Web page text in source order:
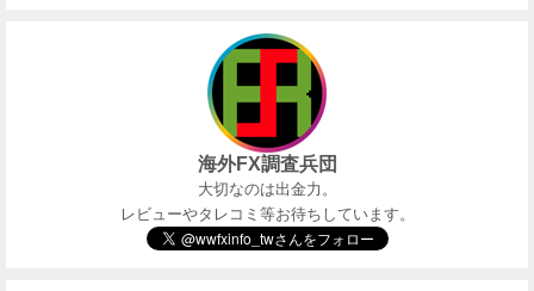
海外FX調査兵団
大切なのは出金力。
レビューやタレコミ等お待ちしています。